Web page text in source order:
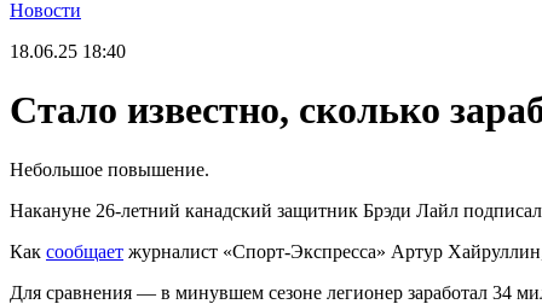
Новости
18.06.25 18:40
Стало известно, сколько
Небольшое повышение.
Накануне 26-летний канадский защитник Брэди Лайл
Как сообщает журналист «Спорт-Экспресса» Артур
Для сравнения — в минувшем сезоне легионер заработал 34